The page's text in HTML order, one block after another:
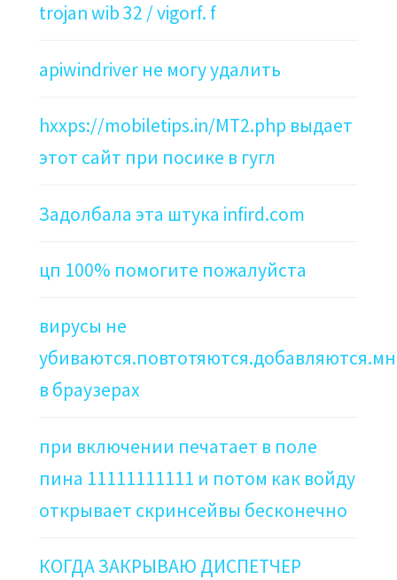
trojan wib 32 / vigorf. f
apiwindriver не могу удалить
hxxps://mobiletips.in/MT2.php выдает
этот сайт при посике в гугл
Задолбала эта штука infird.com
цп 100% помогите пожалуйста
вирусы не
в браузерах
при включении печатает в поле
пина 11111111111 и потом как войду
открывает скринсейвы бесконечно
КОГДА ЗАКРЫВАЮ ДИСПЕТЧЕР